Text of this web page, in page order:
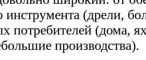
инструмента (дрели,
потребителей (дома,
производства).